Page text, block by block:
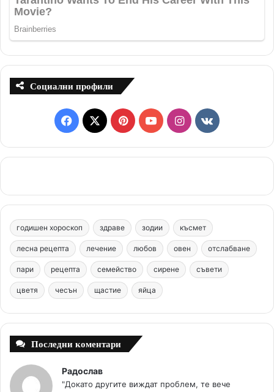
Социални профили
F
a
e
b
o
o
k
X
P
i
t
e
r
e
s
t
Y
o
T
u
b
e
I
n
t
a
g
r
m
v
k
c
m
годишен хороскоп здраве зодии късмет
лесна рецепта лечение любов овен отслабване
пари рецепта семейство сирене съвети
цветя чесън щастие яйца
Последни коментари
Радослав
"Докато другите виждат проблем, те вече